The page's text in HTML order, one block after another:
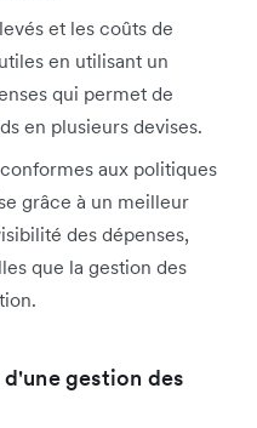
et les coûts de
en utilisant un
qui permet de
en plusieurs devises.
aux politiques
grâce à un meilleur
des dépenses,
que la gestion des
gestion des